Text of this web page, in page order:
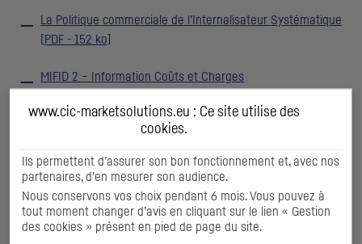
La Politique commerciale de l’Internalisateur Systématique
PDF - 152 ko]
MIFID 2 – Information Coûts et Charges
ReportingRTS27 2025 – activité Solutions Globales
Market Solutions
Reporting RTS CIC Rapports quantitatifs
Reporting RTS28 2024 -CICSynthèse qualitative [
184 ko]
Reporting RTS27 2024 – activité Solutions Globales
www.cic-marketsolutions.eu : Ce site utilise des
cookies.
Ils permettent d’assurer son bon fonctionnement et, avec nos
partenaires, d’en mesurer son audience.
Nous conservons vos choix pendant 6 mois. Vous pouvez à
tout moment changer d’avis en cliquant sur le lien « Gestion
des cookies » présent en pied de page du site.